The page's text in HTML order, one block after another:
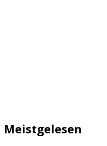
Meistgelesen